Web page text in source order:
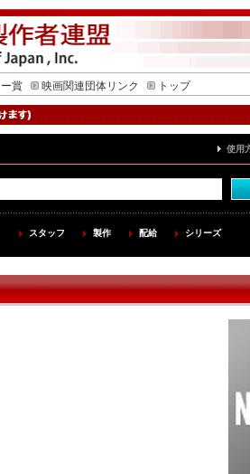
賞 映画関連団体リンク トップ
使用
スタッフ 製作 配給 シリーズ